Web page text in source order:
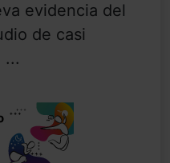
evidencia del
de casi
...